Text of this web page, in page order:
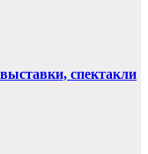
спектакли